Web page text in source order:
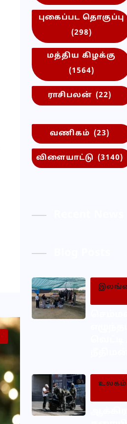
புகைப்பட தொகுப்பு
(298)
மத்திய கிழக்கு
(1564)
ராசிபலன் (22)
வணிகம் (23)
விளையாட்டு (3140)
உலகம்